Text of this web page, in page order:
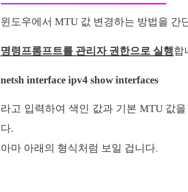
윈도우에서 MTU 값 변경하는 방법을 간
명령프롬프트를 관리자 권한으로 실행합
netsh interface ipv4 show interfaces
라고 입력하여 색인 값과 기본 MTU 값
다.
아마 아래의 형식처럼 보일 겁니다.